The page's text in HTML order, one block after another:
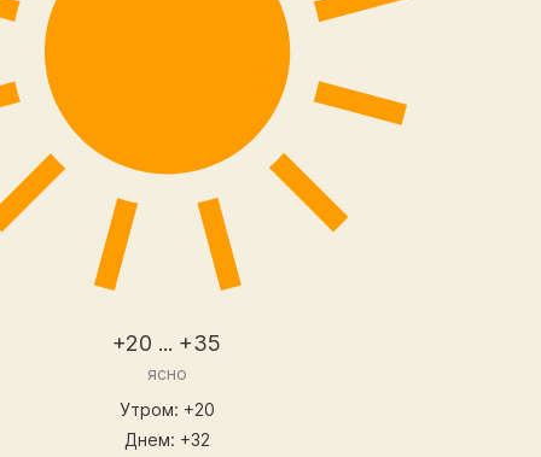
+20 ... +35
ясно
Утром: +20
Днем: +32